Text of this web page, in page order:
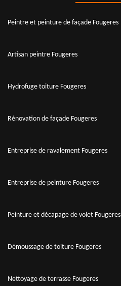
Peintre et peinture de façade Fougeres
Artisan peintre Fougeres
Hydrofuge toiture Fougeres
Rénovation de façade Fougeres
Entreprise de ravalement Fougeres
Entreprise de peinture Fougeres
Peinture et décapage de volet Fougeres
Démoussage de toiture Fougeres
Nettoyage de terrasse Fougeres